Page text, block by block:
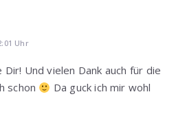
Uhr
Dir! Und vielen Dank auch für die
schon
Da guck ich mir wohl